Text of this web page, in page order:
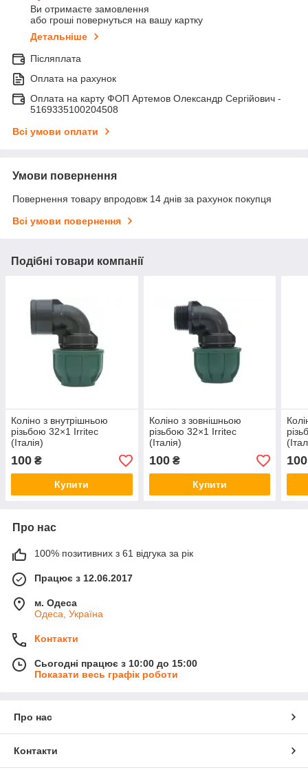
Ви отримаєте замовлення
або гроші повернуться на вашу картку
Детальніше
Післяплата
Оплата на рахунок
Оплата на карту ФОП Артемов Олександр Сергійович -
5169335100204508
Всі умови оплати
Умови повернення
Повернення товару впродовж 14 днів за рахунок покупця
Всі умови повернення
Подібні товари компанії
Коліно з внутрішньою
різьбою 32×1 Irritec
(Італія)
100 ₴
Купити
Коліно з зовнішньою
різьбою 32×1 Irritec
(Італія)
100₴
Купити
100
Про нас
100% позитивних з 61 відгука за рік
Працює з 12.06.2017
м. Одеса
Одеса, Україна
Контакти
Сьогодні працює з 10:00 до 15:00
Показати весь графік роботи
Про нас
Контакти